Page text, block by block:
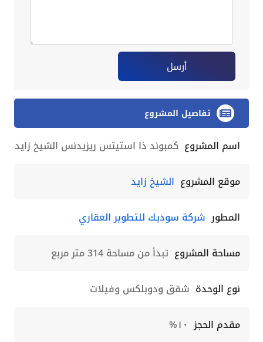
أرسل
تفاصيل المشروع
اسم المشروع كمبوند ذا استيتس ريزيدنس الشيخ زايد
موقع المشروع الشيخ زايد
المطور شركة سوديك للتطوير العقاري
مساحة المشروع تبدأ من مساحة 314 متر مربع
نوع الوحدة شقق ودوبلكس وفيلات
مقدم الحجز ١٠%